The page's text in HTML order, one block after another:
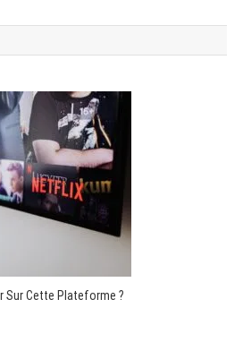
Sur Cette Plateforme ?